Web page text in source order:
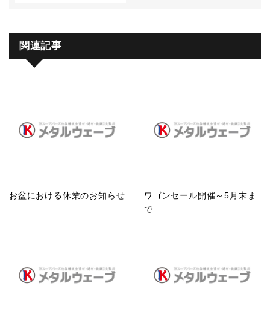
関連記事
お盆における休業のお知らせ
ワゴンセール開催～5月末ま
で